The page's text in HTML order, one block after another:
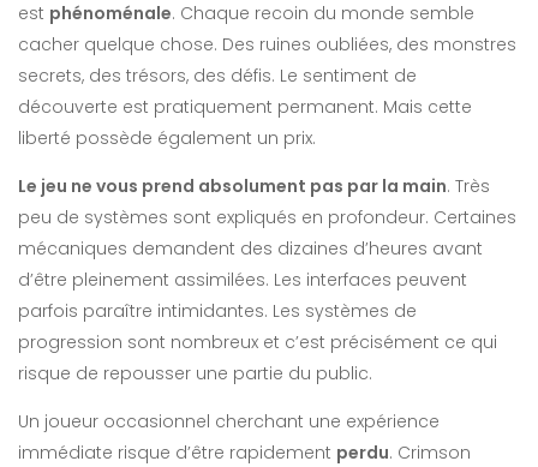
est phénoménale. Chaque recoin du monde semble
cacher quelque chose. Des ruines oubliées, des monstres
secrets, des trésors, des défis. Le sentiment de
découverte est pratiquement permanent. Mais cette
liberté possède également un prix.
Le jeu ne vous prend absolument pas par la main. Très
peu de systèmes sont expliqués en profondeur. Certaines
mécaniques demandent des dizaines d’heures avant
d’être pleinement assimilées. Les interfaces peuvent
parfois paraître intimidantes. Les systèmes de
progression sont nombreux et c’est précisément ce qui
risque de repousser une partie du public.
Un joueur occasionnel cherchant une expérience
immédiate risque d’être rapidement perdu. Crimson